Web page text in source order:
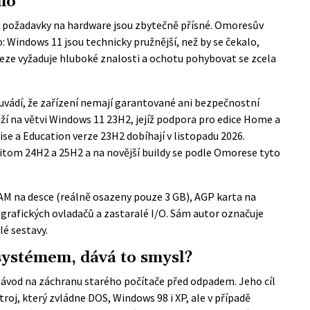
na hardware jsou zbytečně přísné. Omoresův
11 jsou technicky pružnější, než by se čekalo,
vyžaduje hluboké znalosti a ochotu pohybovat se zcela
, že zařízení nemají garantované ani bezpečnostní
na větvi Windows 11 23H2, jejíž podpora pro edice Home a
a Education verze 23H2 dobíhají v listopadu 2026.
24H2 a 25H2 a na novější buildy se podle Omorese tyto
na desce (reálně osazeny pouze 3 GB), AGP karta na
ovladačů a zastaralé I/O. Sám autor označuje
sestavy.
dává to smysl?
na záchranu starého počítače před odpadem. Jeho cíl
který zvládne DOS, Windows 98 i XP, ale v případě